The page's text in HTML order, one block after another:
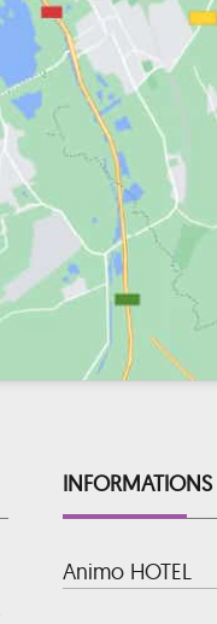
INFORMATIONS
Animo HOTEL